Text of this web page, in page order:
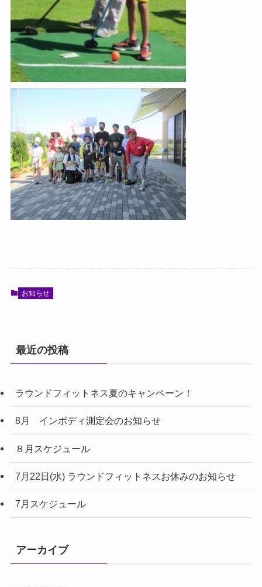
お知らせ
最近の投稿
ラウンドフィットネス夏のキャンペーン！
8月 インボディ測定会のお知らせ
８月スケジュール
7月22日(水) ラウンドフィットネスお休みのお知らせ
7月スケジュール
アーカイブ